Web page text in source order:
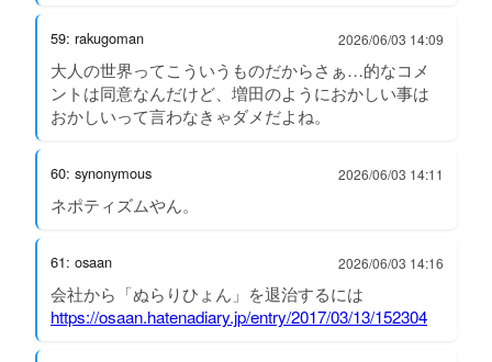
59: rakugoman 2026/06/03 14:09
大人の世界ってこういうものだからさぁ…的なコメ
ントは同意なんだけど、増田のようにおかしい事は
おかしいって言わなきゃダメだよね。
60: synonymous 2026/06/03 14:11
ネポティズムやん。
61: osaan 2026/06/03 14:16
会社から「ぬらりひょん」を退治するには
https://osaan.hatenadiary.jp/entry/2017/03/13/152304